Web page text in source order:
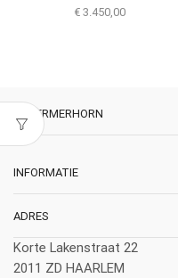
€ 3.450,00
SCHERMERHORN
INFORMATIE
ADRES
Korte Lakenstraat 22
2011 ZD HAARLEM